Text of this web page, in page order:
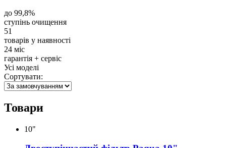
до 99,8%
ступінь очищення
51
товарів у наявності
24 міс
гарантія + сервіс
Усі моделі
Сортувати:
Товари
10"